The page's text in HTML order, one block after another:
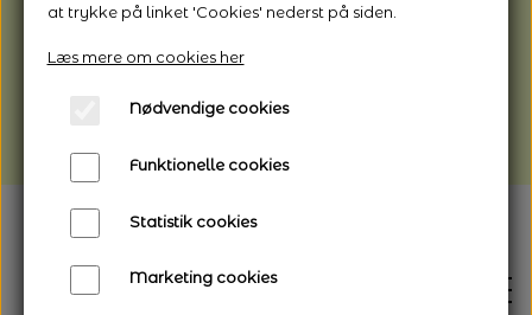
*Webshoppen er åben og sender hele
afhentning
Vi gør opmærksom på, at der kan være lidt
længere leveringstid
at trykke på linket 'Cookies' nederst på siden.
Læs mere om cookies her
Nødvendige cookies
Funktionelle cookies
Statistik cookies
Marketing cookies